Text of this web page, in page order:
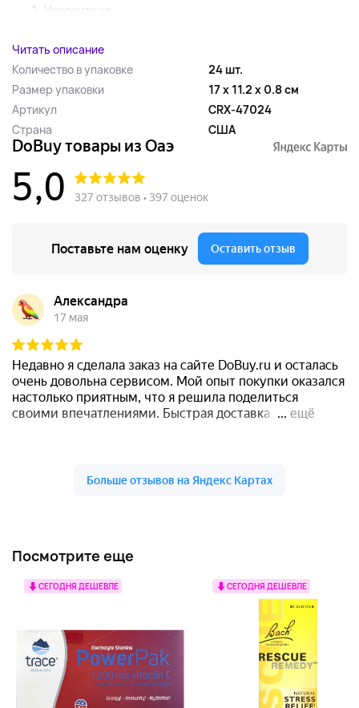
Наносите на ...
Читать описание
Количество в упаковке
24 шт.
Размер упаковки
17 x 11.2 x 0.8 см
Артикул
CRX-47024
Страна
США
Посмотрите еще
СЕГОДНЯ ДЕШЕВЛЕ СЕГОДНЯ ДЕШЕВЛЕ